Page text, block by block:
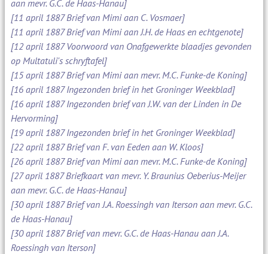
aan mevr. G.C. de Haas-Hanau]
[11 april 1887 Brief van Mimi aan C. Vosmaer]
[11 april 1887 Brief van Mimi aan J.H. de Haas en echtgenote]
[12 april 1887 Voorwoord van Onafgewerkte blaadjes gevonden
op Multatuli's schryftafel]
[15 april 1887 Brief van Mimi aan mevr. M.C. Funke-de Koning]
[16 april 1887 Ingezonden brief in het Groninger Weekblad]
[16 april 1887 Ingezonden brief van J.W. van der Linden in De
Hervorming]
[19 april 1887 Ingezonden brief in het Groninger Weekblad]
[22 april 1887 Brief van F. van Eeden aan W. Kloos]
[26 april 1887 Brief van Mimi aan mevr. M.C. Funke-de Koning]
[27 april 1887 Briefkaart van mevr. Y. Braunius Oeberius-Meijer
aan mevr. G.C. de Haas-Hanau]
[30 april 1887 Brief van J.A. Roessingh van Iterson aan mevr. G.C.
de Haas-Hanau]
[30 april 1887 Brief van mevr. G.C. de Haas-Hanau aan J.A.
Roessingh van Iterson]